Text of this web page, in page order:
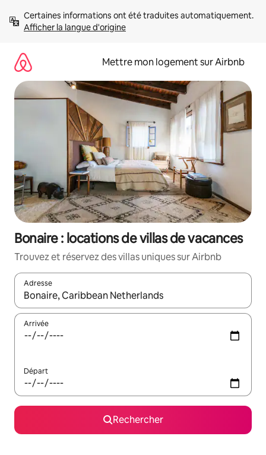
directement
Afficher la langue d'origine
Mettre mon logement sur Airbnb
Bonaire : locations de villas de vacances
Trouvez et réservez des villas uniques sur Airbnb
Adresse
Lorsque les résultats s'affichent, utilisez les flèches vers le
Arrivée
Départ
Rechercher